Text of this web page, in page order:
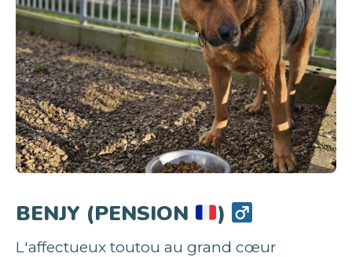
BENJY (PENSION )
L'affectueux toutou au grand cœur